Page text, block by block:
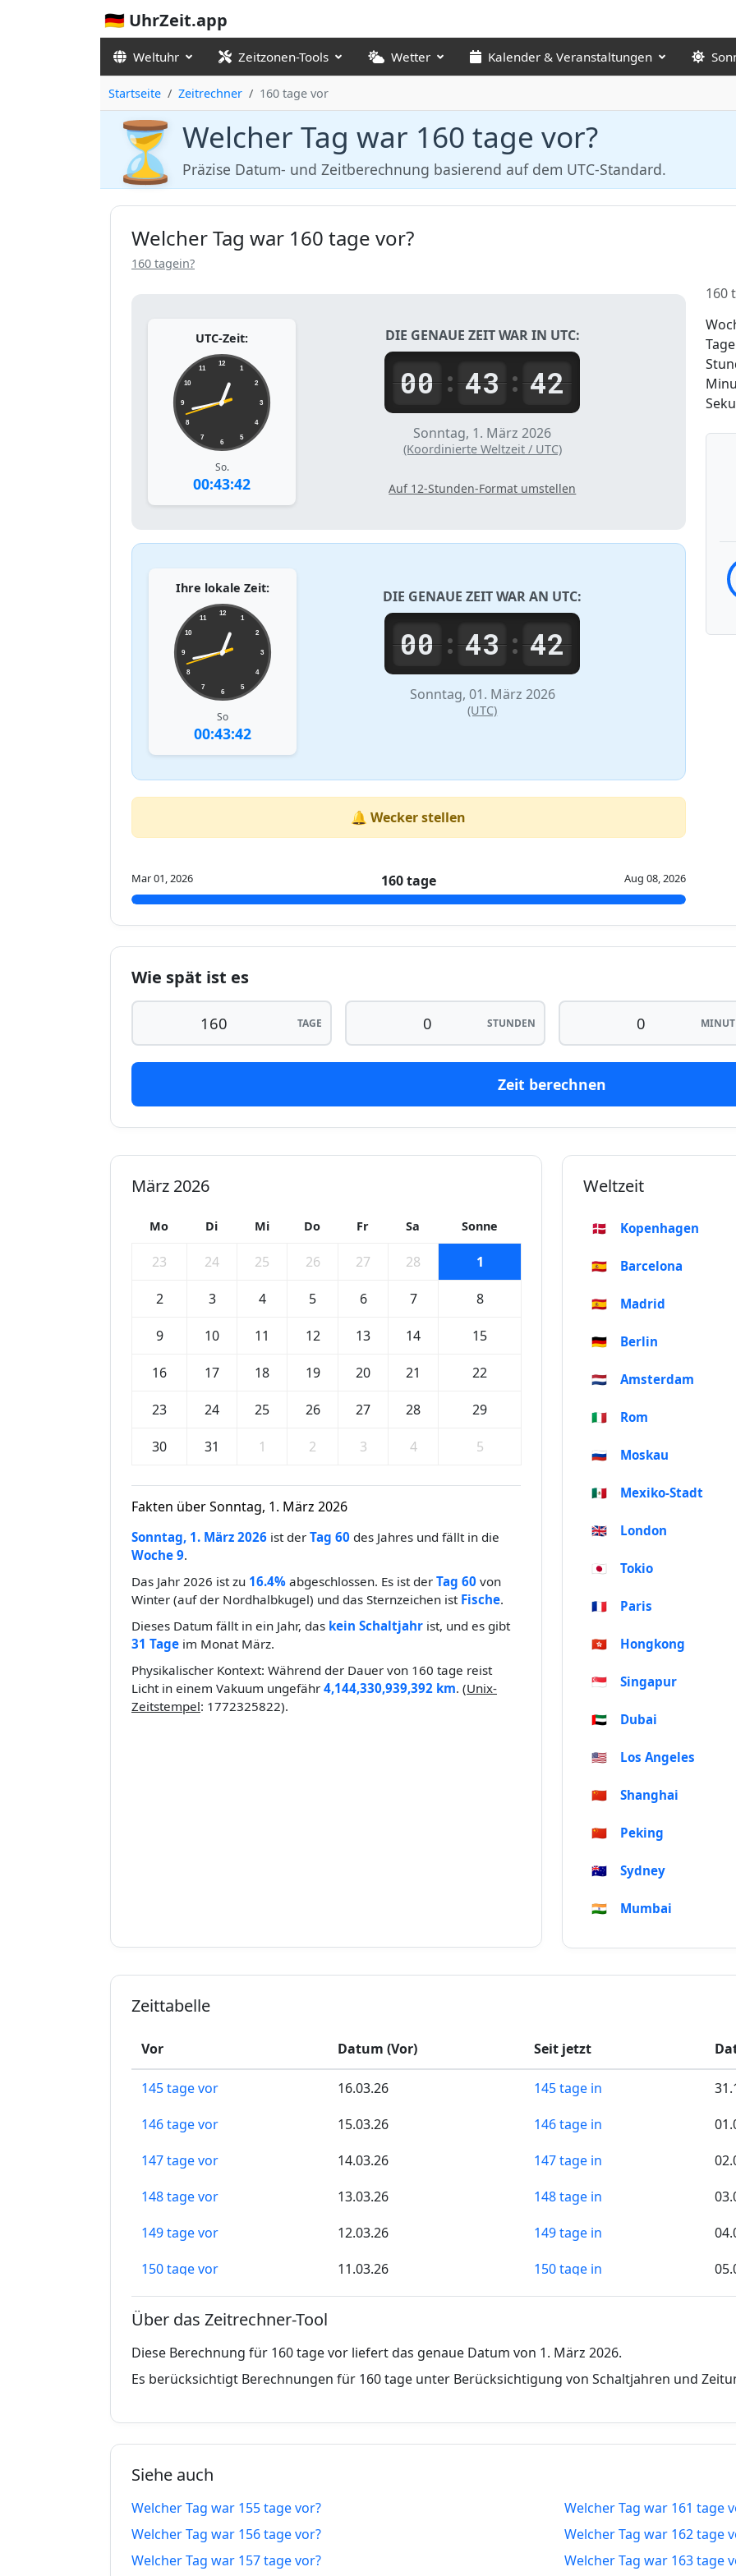
🇩🇪 UhrZeit.app
Weltuhr Zeitzonen-Tools Wetter Kalender & Veranstaltungen
Startseite Zeitrechner 160 tage vor
⏳ Welcher Tag war 160 tage vor?
Präzise Datum- und Zeitberechnung basierend auf dem UTC-Standard.
Welcher Tag war 160 tage vor?
160 tagein?
UTC-Zeit:
12
1
2
3
4
5
6
7
8
9
10
11
So.
00:43:42
DIE GENAUE ZEIT WAR IN UTC:
00 : 43 : 42
Sonntag, 1. März 2026
(Koordinierte Weltzeit / UTC)
Auf 12-Stunden-Format umstellen
Ihre lokale Zeit:
12
1
2
3
4
5
6
7
8
9
10
11
So
00:43:42
DIE GENAUE ZEIT WAR AN UTC:
00 : 43 : 42
Sonntag, 01. März 2026
(UTC)
🔔 Wecker stellen
Mar 01, 2026 160 tage Aug 08, 2026
160
Tage
Wie spät ist es
TAGE STUNDEN
Zeit berechnen
März 2026
Mo Di Mi Do Fr Sa Sonne
23 24 25 26 27 28 1
2 3 4 5 6 7 8
9 10 11 12 13 14 15
16 17 18 19 20 21 22
23 24 25 26 27 28 29
30 31 1 2 3 4 5
Fakten über Sonntag, 1. März 2026
Sonntag, 1. März 2026 ist der Tag 60 des Jahres und fällt in die
Woche 9.
Das Jahr 2026 ist zu 16.4% abgeschlossen. Es ist der Tag 60 von
Winter (auf der Nordhalbkugel) und das Sternzeichen ist Fische.
Dieses Datum fällt in ein Jahr, das kein Schaltjahr ist, und es gibt
31 Tage im Monat März.
Physikalischer Kontext: Während der Dauer von 160 tage reist
Licht in einem Vakuum ungefähr 4,144,330,939,392 km. (Unix-
Zeitstempel: 1772325822).
Weltzeit
🇩🇰 Kopenhagen
🇪🇸 Barcelona
🇪🇸 Madrid
🇩🇪 Berlin
🇳🇱 Amsterdam
🇮🇹 Rom
🇷🇺 Moskau
🇲🇽 Mexiko-Stadt
🇬🇧 London
🇯🇵 Tokio
🇫🇷 Paris
🇭🇰 Hongkong
🇸🇬 Singapur
🇦🇪 Dubai
🇺🇸 Los Angeles
🇨🇳 Shanghai
🇨🇳 Peking
🇦🇺 Sydney
🇮🇳 Mumbai
Zeittabelle
Vor Datum (Vor) Seit jetzt
145 tage vor 16.03.26 145 tage in
146 tage vor
15.03.26 146 tage in
147 tage vor
14.03.26 147 tage in
148 tage vor
13.03.26 148 tage in
149 tage vor
12.03.26 149 tage in
150 tage vor
11.03.26 150 tage in
153 tage vor
08.03.26 153 tage in
155 tage vor
06.03.26 155 tage in
156 tage vor
157 tage vor
158 tage vor
158 tage in
Über das Zeitrechner-Tool
Diese Berechnung für 160 tage vor liefert das genaue Datum von 1. März 2026.
Es berücksichtigt Berechnungen für 160 tage unter Berücksichtigung von Schaltjahren und
Siehe auch
Welcher Tag war 155 tage vor?
Welcher Tag war 156 tage vor?
Welcher Tag war 157 tage vor?
Welcher Tag war 161 tage
Welcher Tag war 162 tage
Welcher Tag war 163 tage